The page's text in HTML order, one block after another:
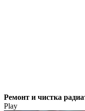
Ремонт и чистка
Play